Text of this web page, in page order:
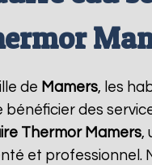
de Mamers, les
bénéficier des
Thermor Mamers,
et professionnel.